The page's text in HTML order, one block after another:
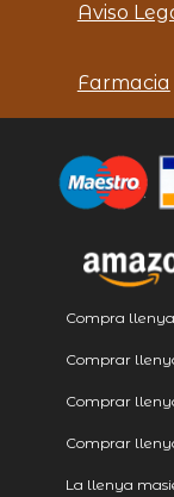
Aviso
Farmacia
Compra
Comprar
Comprar
Comprar
La llenya